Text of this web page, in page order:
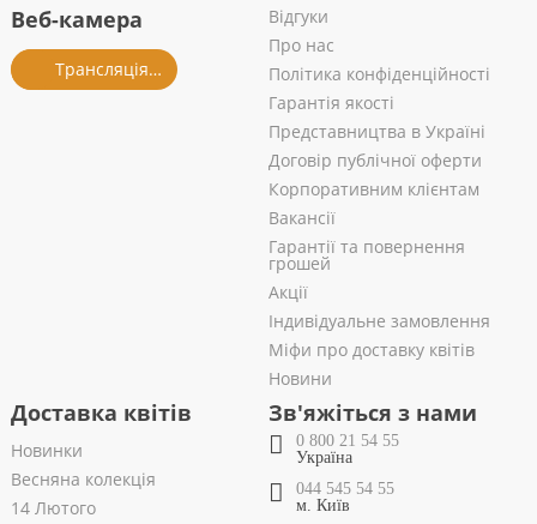
Веб-камера
Трансляція із салону
Відгуки
Про нас
Політика конфіденційності
Гарантія якості
Представництва в Україні
Договір публічної оферти
Корпоративним клієнтам
Вакансії
Гарантії та повернення
грошей
Акції
Індивідуальне замовлення
Міфи про доставку квітів
Новини
Доставка квітів
Новинки
Весняна колекція
14 Лютого
Зв'яжіться з нами
0 800 21 54 55
Україна
044 545 54 55
м. Київ